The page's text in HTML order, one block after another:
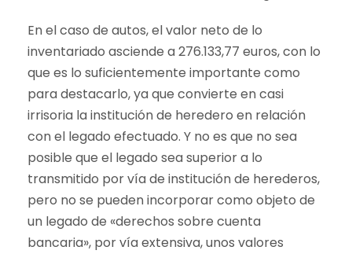
En el caso de autos, el valor neto de lo
inventariado asciende a 276.133,77 euros, con lo
que es lo suficientemente importante como
para destacarlo, ya que convierte en casi
irrisoria la institución de heredero en relación
con el legado efectuado. Y no es que no sea
posible que el legado sea superior a lo
transmitido por vía de institución de herederos,
pero no se pueden incorporar como objeto de
un legado de «derechos sobre cuenta
bancaria», por vía extensiva, unos valores